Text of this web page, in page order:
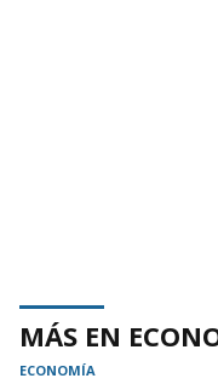
MÁS EN
ECONOMÍA